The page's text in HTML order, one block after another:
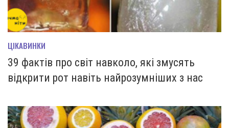
ЦІКАВИНКИ
39 фактів про світ навколо, які змусять
відкрити рот навіть найрозумніших з нас